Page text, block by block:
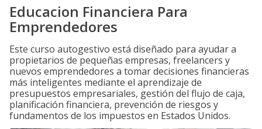
Educacion Financiera Para
Emprendedores
Este curso autogestivo está diseñado para ayudar a
propietarios de pequeñas empresas, freelancers y
nuevos emprendedores a tomar decisiones financieras
más inteligentes mediante el aprendizaje de
presupuestos empresariales, gestión del flujo de caja,
planificación financiera, prevención de riesgos y
fundamentos de los impuestos en Estados Unidos.